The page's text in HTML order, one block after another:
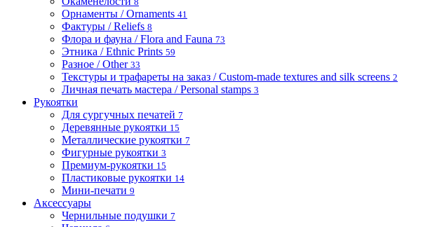
Орнаменты / Ornaments 41
Фактуры / Reliefs 8
Флора и фауна / Flora and Fauna 73
Этника / Ethnic Prints 59
Разное / Other 33
Текстуры и трафареты на заказ / Custom-made textures and silk screens 2
Личная печать мастера / Personal stamps 3
Рукоятки
Для сургучных печатей 7
Деревянные рукоятки 15
Металлические рукоятки 7
Фигурные рукоятки 3
Премиум-рукоятки 15
Пластиковые рукоятки 14
Мини-печати 9
Аксессуары
Чернильные подушки 7